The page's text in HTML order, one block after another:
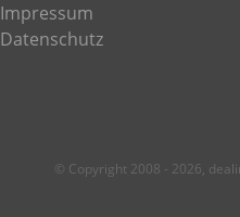
Impressum
Datenschutz
© Copyright 2008 - 2026,